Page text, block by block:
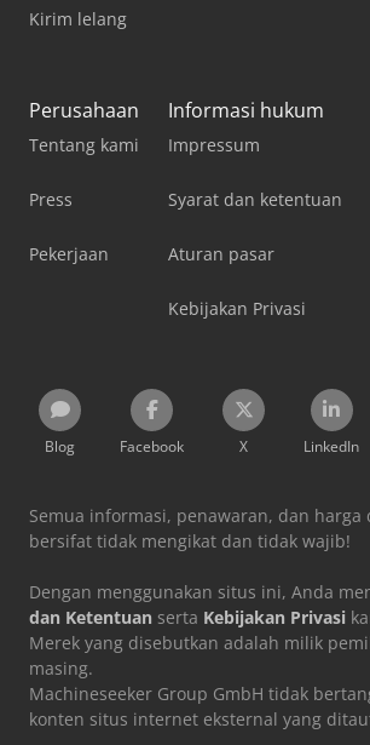
Kirim lelang
Perusahaan
Tentang kami
Press
Pekerjaan
Informasi hukum
Impressum
Syarat dan ketentuan
Aturan pasar
Kebijakan Privasi
Blog Facebook X LinkedIn
Semua informasi, penawaran, dan harga
bersifat tidak mengikat dan tidak wajib!
Dengan menggunakan situs ini, Anda
dan Ketentuan serta Kebijakan Privasi
Merek yang disebutkan adalah milik
masing.
Machineseeker Group GmbH tidak
konten situs internet eksternal yang